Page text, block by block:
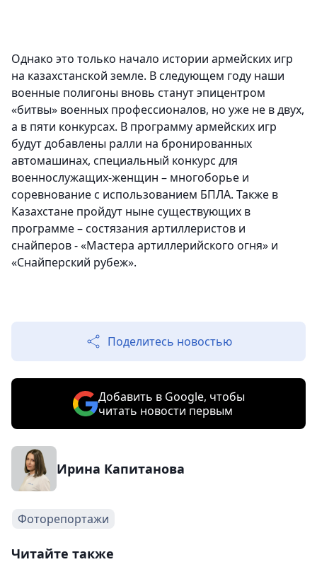
Однако это только начало истории армейских игр
на казахстанской земле. В следующем году наши
военные полигоны вновь станут эпицентром
«битвы» военных профессионалов, но уже не в двух,
а в пяти конкурсах. В программу армейских игр
будут добавлены ралли на бронированных
автомашинах, специальный конкурс для
военнослужащих-женщин – многоборье и
соревнование с использованием БПЛА. Также в
Казахстане пройдут ныне существующих в
программе – состязания артиллеристов и
снайперов - «Мастера артиллерийского огня» и
«Снайперский рубеж».
Поделитесь новостью
Добавить в Google, чтобы
читать новости первым
Ирина Капитанова
Фоторепортажи
Читайте также